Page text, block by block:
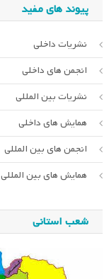
پیوند های مفید
نشریات داخلی
انجمن های داخلی
نشریات بین المللی
همایش های داخلی
انجمن های بین المللی
همایش های بین المللی
شعب استانی